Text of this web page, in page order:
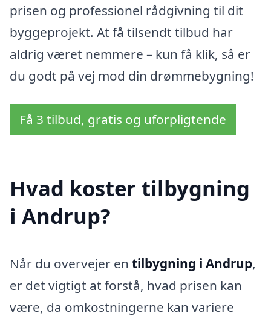
prisen og professionel rådgivning til dit
byggeprojekt. At få tilsendt tilbud har
aldrig været nemmere – kun få klik, så er
du godt på vej mod din drømmebygning!
Få 3 tilbud, gratis og uforpligtende
Hvad koster tilbygning
i Andrup?
Når du overvejer en tilbygning i Andrup,
er det vigtigt at forstå, hvad prisen kan
være, da omkostningerne kan variere